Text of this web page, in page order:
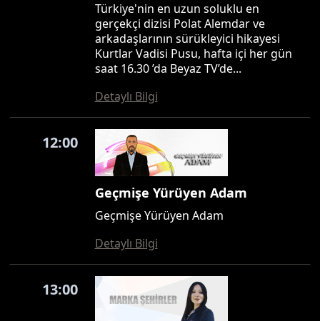
Türkiye'nin en uzun soluklu en
gerçekçi dizisi Polat Alemdar ve
arkadaşlarının sürükleyici hikayesi
Kurtlar Vadisi Pusu, hafta içi her gün
saat 16.30 ’da Beyaz TV’de...
Detaylı Bilgi
12:00
Geçmişe Yürüyen Adam
Geçmişe Yürüyen Adam
Detaylı Bilgi
13:00